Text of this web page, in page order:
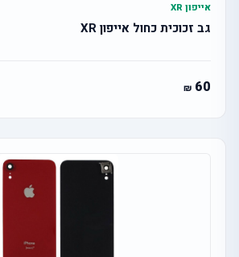
אייפון XR
גב זכוכית כחול אייפון XR
60